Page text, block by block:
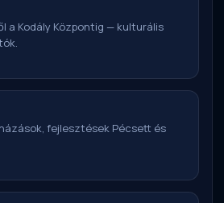
a Kodály Központig — kulturális
fejlesztések Pécsett és